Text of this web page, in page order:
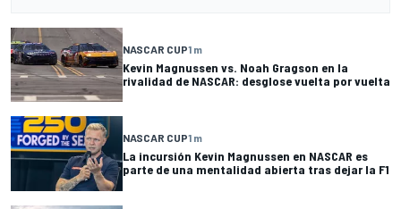
NASCAR CUP1 m
Kevin Magnussen vs. Noah Gragson en la
rivalidad de NASCAR: desglose vuelta por vuelta
NASCAR CUP1 m
La incursión Kevin Magnussen en NASCAR es
parte de una mentalidad abierta tras dejar la F1